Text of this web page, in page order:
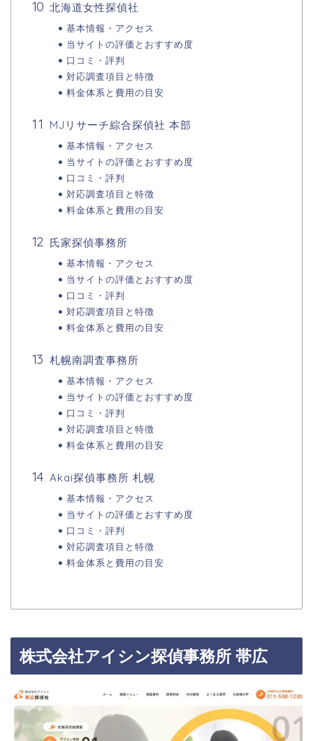
北海道女性探偵社
基本情報・アクセス
当サイトの評価とおすすめ度
口コミ・評判
対応調査項目と特徴
料金体系と費用の目安
MJリサーチ綜合探偵社 本部
基本情報・アクセス
当サイトの評価とおすすめ度
口コミ・評判
対応調査項目と特徴
料金体系と費用の目安
氏家探偵事務所
基本情報・アクセス
当サイトの評価とおすすめ度
口コミ・評判
対応調査項目と特徴
料金体系と費用の目安
札幌南調査事務所
基本情報・アクセス
当サイトの評価とおすすめ度
口コミ・評判
対応調査項目と特徴
料金体系と費用の目安
Akai探偵事務所 札幌
基本情報・アクセス
当サイトの評価とおすすめ度
口コミ・評判
対応調査項目と特徴
料金体系と費用の目安
株式会社アイシン探偵事務所 帯広